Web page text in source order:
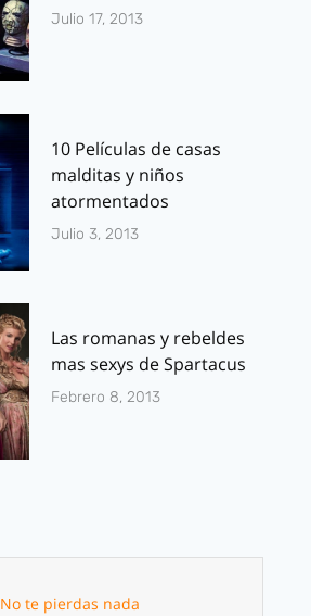
Julio 17, 2013
10 Películas de casas
malditas y niños
atormentados
Julio 3, 2013
Las romanas y rebeldes
mas sexys de Spartacus
Febrero 8, 2013
No te pierdas nada